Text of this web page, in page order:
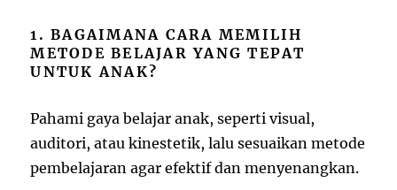
1. BAGAIMANA CARA MEMILIH
METODE BELAJAR YANG TEPAT
UNTUK ANAK?
Pahami gaya belajar anak, seperti visual,
auditori, atau kinestetik, lalu sesuaikan metode
pembelajaran agar efektif dan menyenangkan.